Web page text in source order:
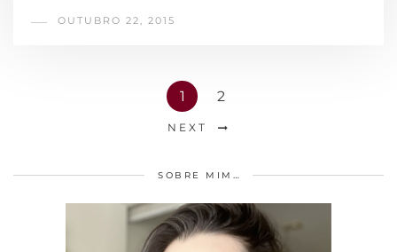
OUTUBRO 22, 2015
1 2
NEXT
SOBRE MIM…